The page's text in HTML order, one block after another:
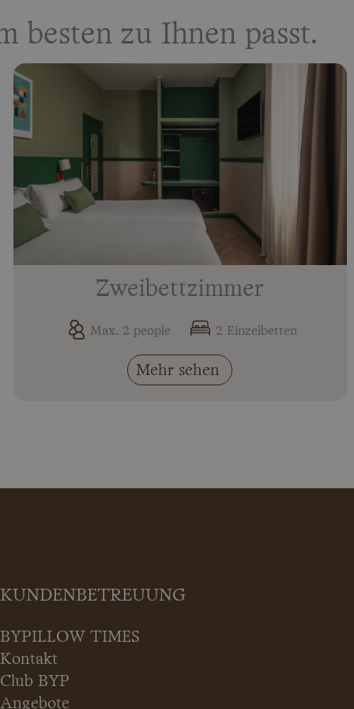
besten zu Ihnen passt.
Zweibettzimmer
Max. 2 people 2 Einzelbetten
Mehr sehen
KUNDENBETREUUNG
BYPILLOW TIMES
Kontakt
Club BYP
Angebote